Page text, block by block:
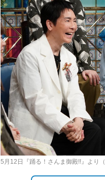
5月12日『踊る！さんま御殿!!』より